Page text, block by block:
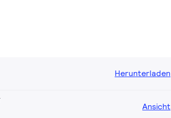
Herunterladen
Ansicht